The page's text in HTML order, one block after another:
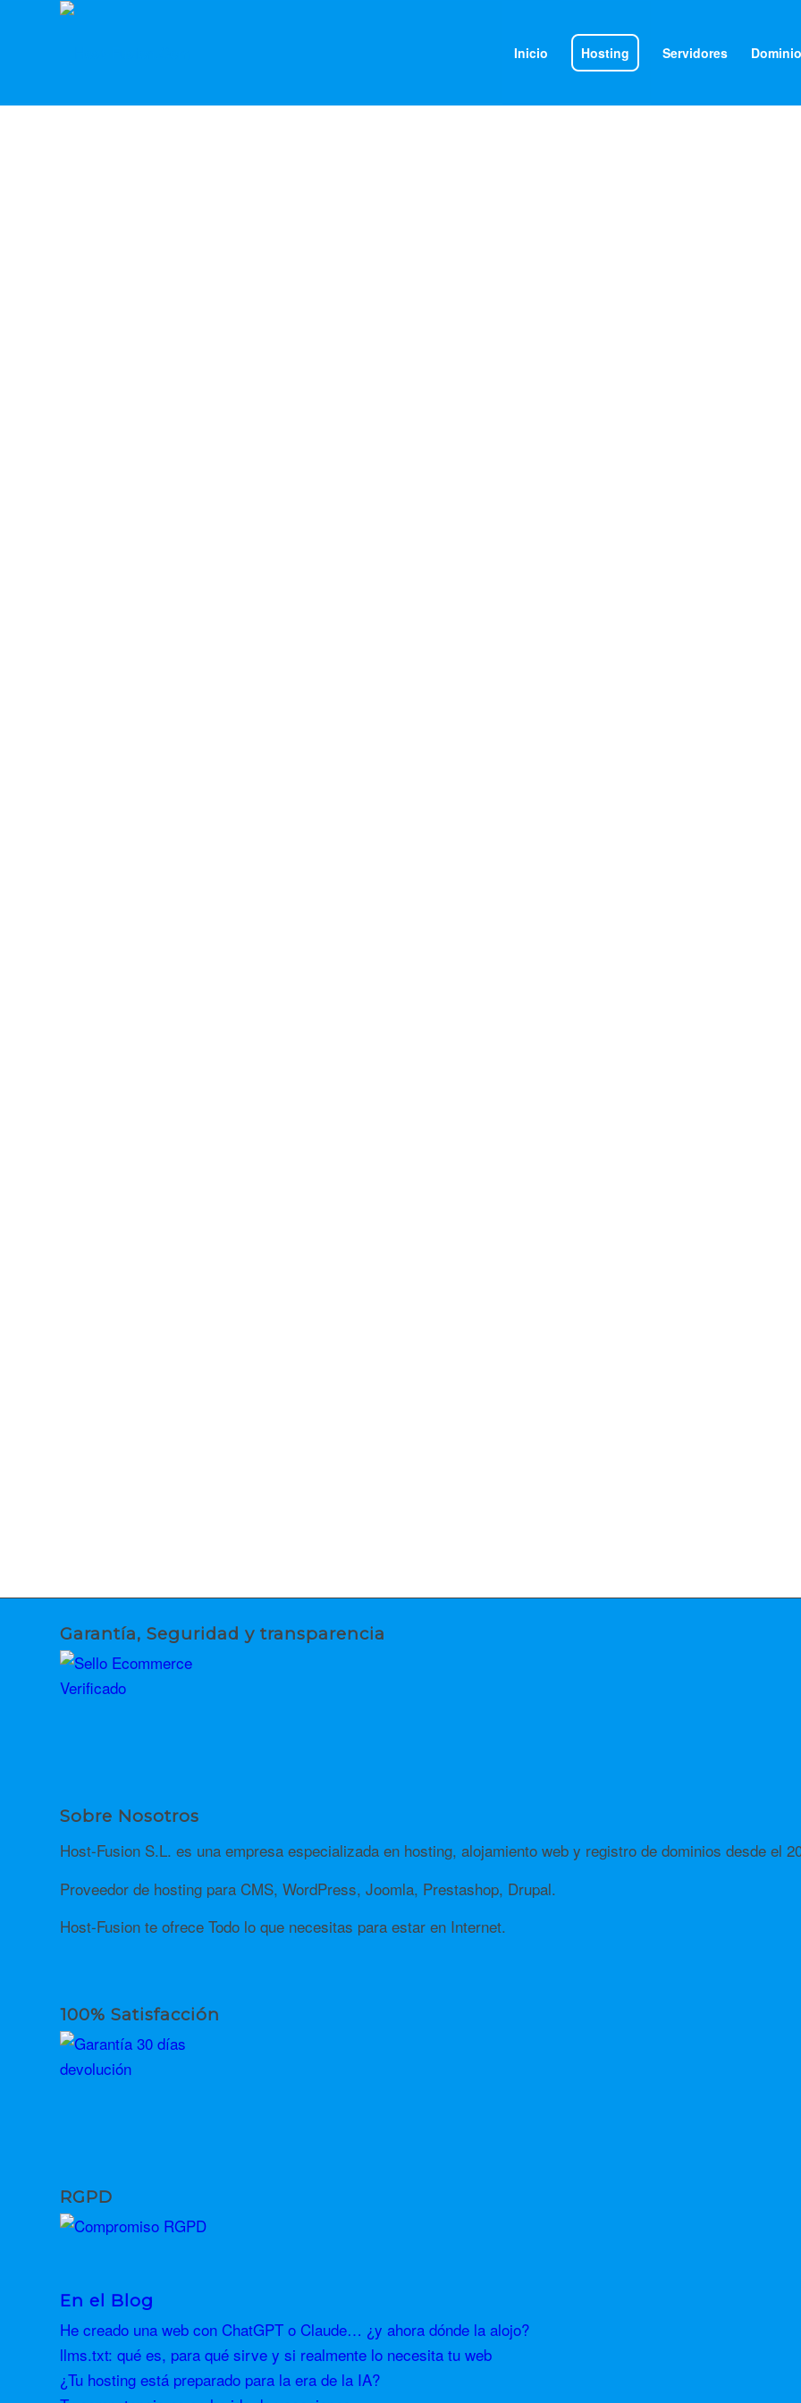
Inicio Hosting Servidores
Garantía, Seguridad y transparencia
Sobre Nosotros
Host-Fusion S.L. es una empresa especializada en hosting, alojamiento web y registro de dominios desde el
Proveedor de hosting para CMS, WordPress, Joomla, Prestashop, Drupal.
Host-Fusion te ofrece Todo lo que necesitas para estar en Internet.
100% Satisfacción
RGPD
En el Blog
He creado una web con ChatGPT o Claude… ¿y ahora dónde la alojo?
llms.txt: qué es, para qué sirve y si realmente lo necesita tu web
¿Tu hosting está preparado para la era de la IA?